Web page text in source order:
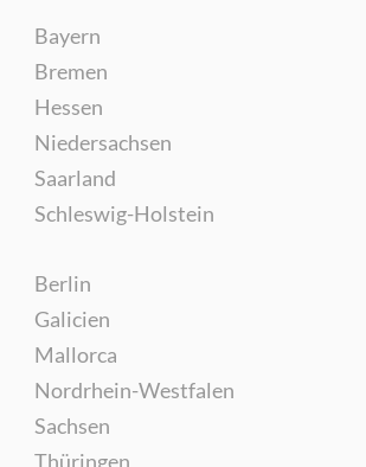
Bayern
Bremen
Hessen
Niedersachsen
Saarland
Schleswig-Holstein
Berlin
Galicien
Mallorca
Nordrhein-Westfalen
Sachsen
Thüringen